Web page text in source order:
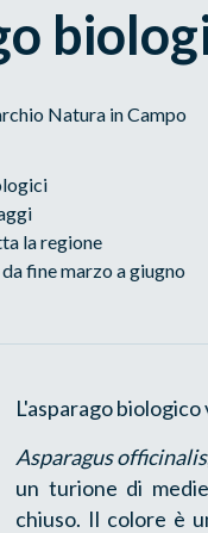
Natura in Campo
la regione
fine marzo a giugno
L'asparago
Asparagus officinalis
un turione di
chiuso. Il colore è